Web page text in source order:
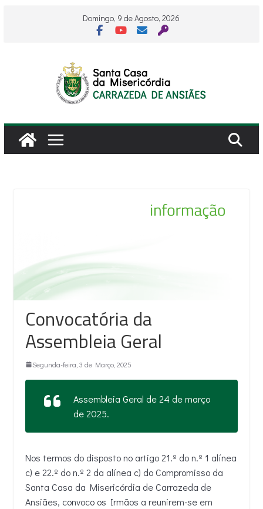
Domingo, 9 de Agosto, 2026
Convocatória da
Assembleia Geral
Segunda-feira, 3 de Março, 2025
Assembleia Geral de 24 de março
de 2025.
Nos termos do disposto no artigo 21.º do n.º 1 alínea
c) e 22.º do n.º 2 da alínea c) do Compromisso da
Santa Casa da Misericórdia de Carrazeda de
Ansiães, convoco os Irmãos a reunirem-se em